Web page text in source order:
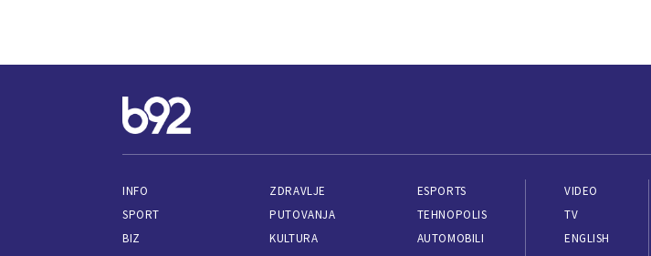
INFO
SPORT
BIZ
ZDRAVLJE
PUTOVANJA
KULTURA
ESPORTS
TEHNOPOLIS
AUTOMOBILI
VIDEO
TV
ENGLISH